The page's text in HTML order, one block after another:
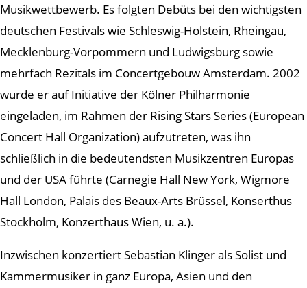
Musikwettbewerb. Es folgten Debüts bei den wichtigsten
deutschen Festivals wie Schleswig-Holstein, Rheingau,
Mecklenburg-Vorpommern und Ludwigsburg sowie
mehrfach Rezitals im Concertgebouw Amsterdam. 2002
wurde er auf Initiative der Kölner Philharmonie
eingeladen, im Rahmen der Rising Stars Series (European
Concert Hall Organization) aufzutreten, was ihn
schließlich in die bedeutendsten Musikzentren Europas
und der USA führte (Carnegie Hall New York, Wigmore
Hall London, Palais des Beaux-Arts Brüssel, Konserthus
Stockholm, Konzerthaus Wien, u. a.).
Inzwischen konzertiert Sebastian Klinger als Solist und
Kammermusiker in ganz Europa, Asien und den